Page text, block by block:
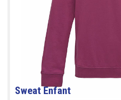
Sweat Enfant